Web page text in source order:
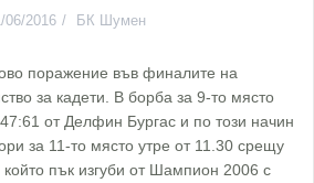
06/2016 БК Шумен
поражение във финалите на
за кадети. В борба за 9-то място
от Делфин Бургас и по този начин
за 11-то място утре от 11.30 срещу
който пък изгуби от Шампион 2006 с